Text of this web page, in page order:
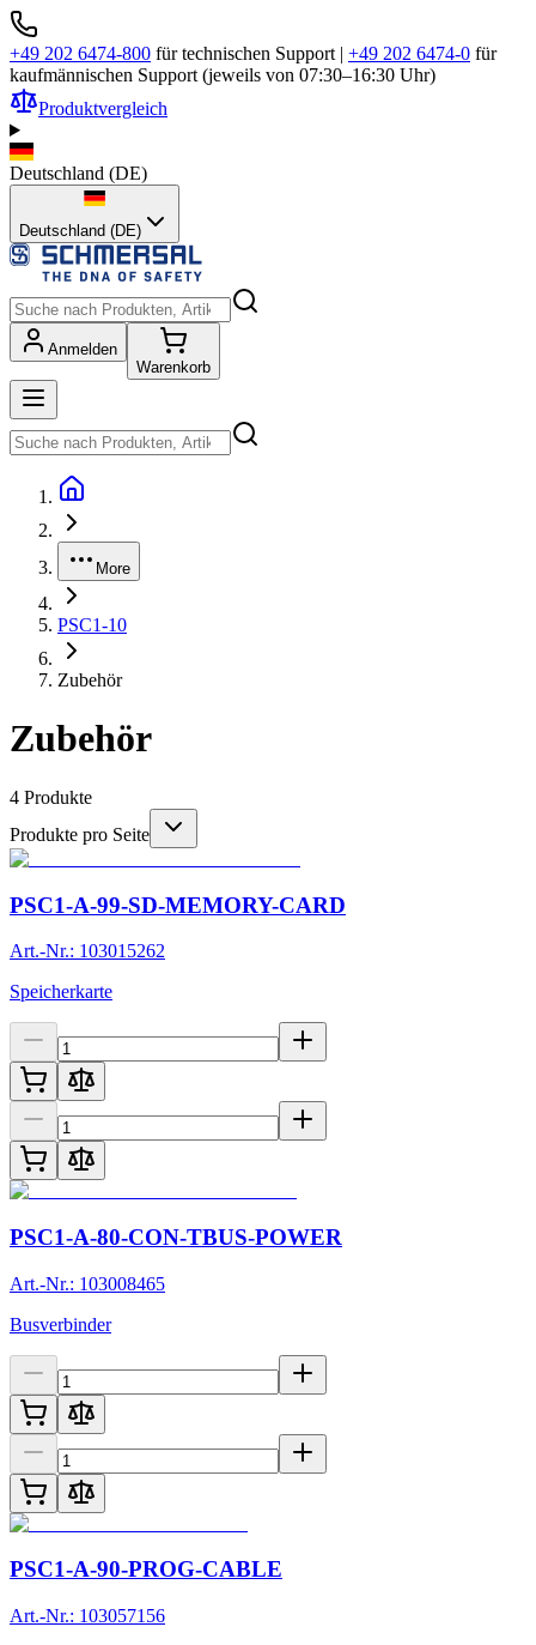
+49 202 6474-800 für technischen Support | +49 202 6474-0 für
kaufmännischen Support (jeweils von 07:30–16:30 Uhr)
Produktvergleich
Deutschland (DE)
Deutschland (DE)
Anmelden
Warenkorb
More
PSC1-10
Zubehör
Zubehör
4 Produkte
Produkte pro Seite
PSC1-A-99-SD-MEMORY-CARD
Art.-Nr.: 103015262
Speicherkarte
PSC1-A-80-CON-TBUS-POWER
Art.-Nr.: 103008465
Busverbinder
PSC1-A-90-PROG-CABLE
Art.-Nr.: 103057156